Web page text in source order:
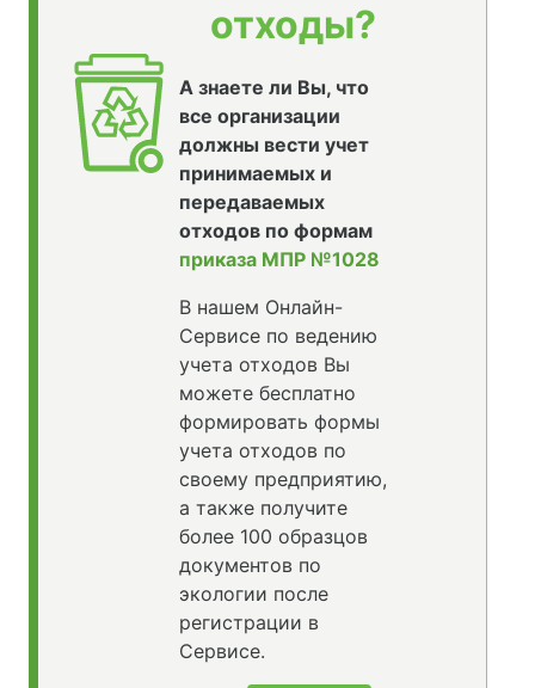
отходы?
А знаете ли Вы, что
все организации
должны вести учет
принимаемых и
передаваемых
отходов по формам
приказа МПР №1028
В нашем Онлайн-
Сервисе по ведению
учета отходов Вы
можете бесплатно
формировать формы
учета отходов по
своему предприятию,
а также получите
более 100 образцов
документов по
экологии после
регистрации в
Сервисе.